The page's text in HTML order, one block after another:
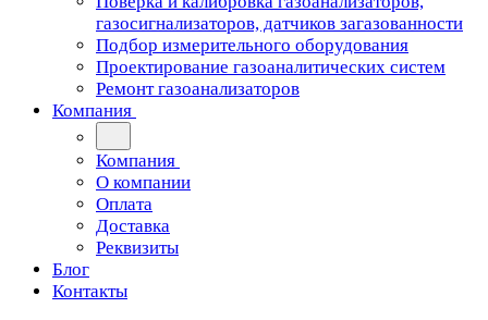
газосигнализаторов, датчиков загазованности
Подбор измерительного оборудования
Проектирование газоаналитических систем
Ремонт газоанализаторов
Компания
Компания
О компании
Оплата
Доставка
Реквизиты
Блог
Контакты